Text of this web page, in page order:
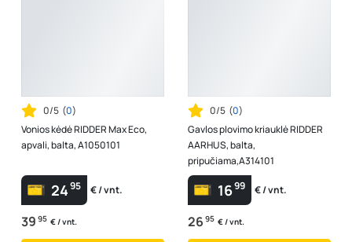
0/5 (0)
Vonios kėdė RIDDER Max Eco,
apvali, balta, A1050101
2495 € / vnt.
39 95 € / vnt.
0/5 (0)
Gavlos plovimo kriauklė RIDDER
AARHUS, balta,
pripučiama,A314101
1699 € / vnt.
26 95 € / vnt.